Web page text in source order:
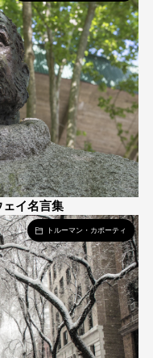
イ名言集
トルーマン・カポーティ